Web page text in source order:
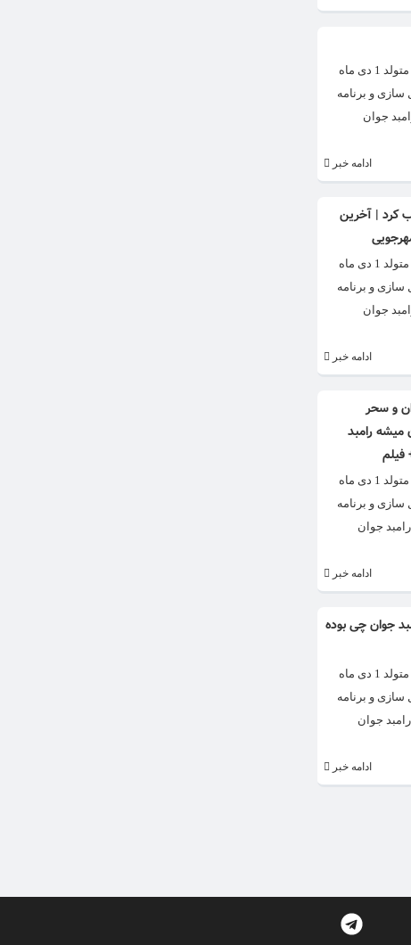
سفر رامبد جوان به کانادا برای تولد فرزندش حواشی فراوانی ایجاد کرد. رامبد جوان بیشتر با برنامه خندوانه شناخته می‌شود. رامبد جوان تبریزی معروف به رامبد جوان متولد 1 دی ماه
سازی و برنامه
جوان
ادامه خبر
کرد | آخرین
سفر رامبد جوان به کانادا برای تولد فرزندش حواشی فراوانی ایجاد کرد. رامبد جوان بیشتر با برنامه خندوانه شناخته می‌شود. رامبد جوان تبریزی معروف به رامبد جوان متولد 1 دی ماه
سازی و برنامه
جوان
ادامه خبر
و سحر
میشه رامبد
فیلم
سفر رامبد جوان به کانادا برای تولد فرزندش حواشی فراوانی ایجاد کرد. رامبد جوان بیشتر با برنامه خندوانه شناخته می‌شود. رامبد جوان تبریزی معروف به رامبد جوان متولد 1 دی ماه
سازی و برنامه
جوان
ادامه خبر
جوان چی بوده
سفر رامبد جوان به کانادا برای تولد فرزندش حواشی فراوانی ایجاد کرد. رامبد جوان بیشتر با برنامه خندوانه شناخته می‌شود. رامبد جوان تبریزی معروف به رامبد جوان متولد 1 دی ماه
سازی و برنامه
جوان
ادامه خبر